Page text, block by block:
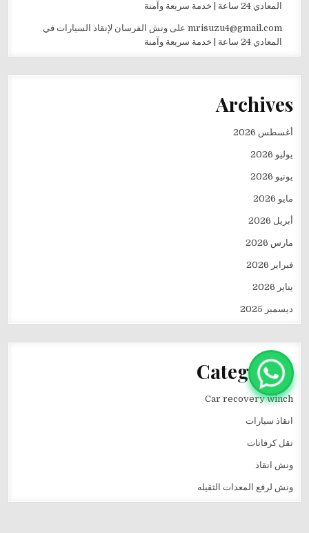
المعادي 24 ساعة | خدمة سريعة وآمنة
mrisuzu4@gmail.comعلى ونش الفرسان لإنقاذ السيارات في
المعادي 24 ساعة | خدمة سريعة وآمنة
Archives
أغسطس 2026
يوليو 2026
يونيو 2026
مايو 2026
أبريل 2026
مارس 2026
فبراير 2026
يناير 2026
ديسمبر 2025
Categories
Car recovery winch
انقاذ سيارات
نقل كرفانات
ونش انقاذ
ونش لرفع المعدات الثقيله